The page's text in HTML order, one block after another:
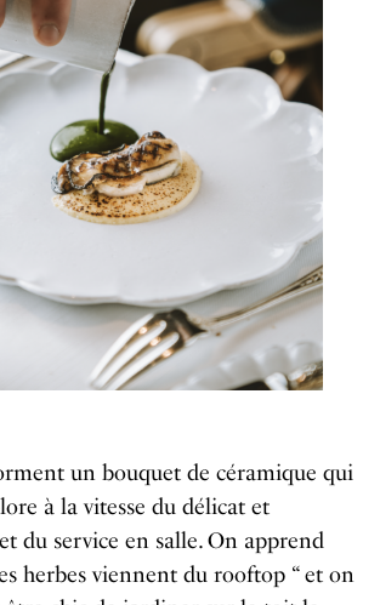
un bouquet de céramique qui
à la vitesse du délicat et
du service en salle. On apprend
herbes viennent du rooftop “ et on